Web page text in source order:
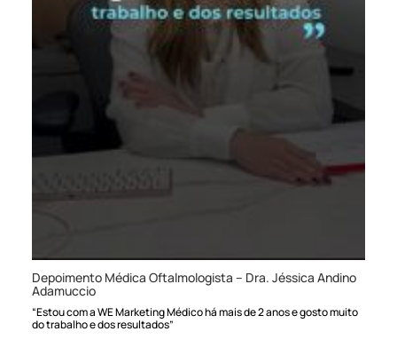
Depoimento Médica Oftalmologista – Dra. Jéssica Andino
Adamuccio
“Estou com a WE Marketing Médico há mais de 2 anos e gosto muito
do trabalho e dos resultados”